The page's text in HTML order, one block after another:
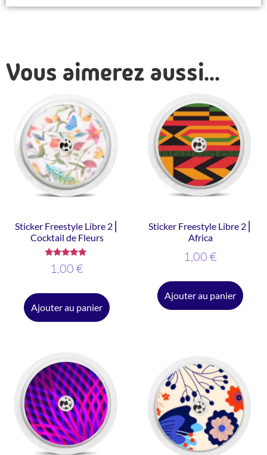
Vous aimerez aussi...
Sticker Freestyle Libre 2 ⎜
Cocktail de Fleurs
Note
5.00
1,00 €
Ajouter au panier
Sticker Freestyle Libre 2 ⎜
Africa
1,00 €
Ajouter au panier